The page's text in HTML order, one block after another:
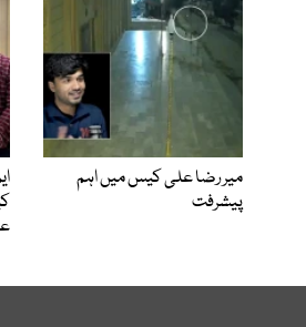
میر رضا علی کیس میں اہم
پیشرفت